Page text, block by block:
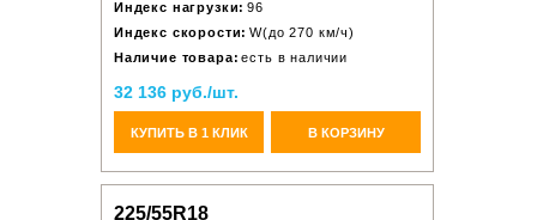
Индекс нагрузки: 96
Индекс скорости: W(до 270 км/ч)
Наличие товара: есть в наличии
32 136 руб./шт.
КУПИТЬ В 1 КЛИК В КОРЗИНУ
225/55R18